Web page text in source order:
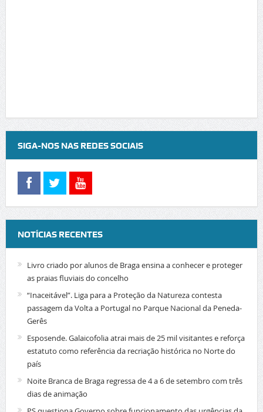
SIGA-NOS NAS REDES SOCIAIS
NOTÍCIAS RECENTES
Livro criado por alunos de Braga ensina a conhecer e proteger
as praias fluviais do concelho
“Inaceitável”. Liga para a Proteção da Natureza contesta
passagem da Volta a Portugal no Parque Nacional da Peneda-
Gerês
Esposende. Galaicofolia atrai mais de 25 mil visitantes e reforça
estatuto como referência da recriação histórica no Norte do
país
Noite Branca de Braga regressa de 4 a 6 de setembro com três
dias de animação